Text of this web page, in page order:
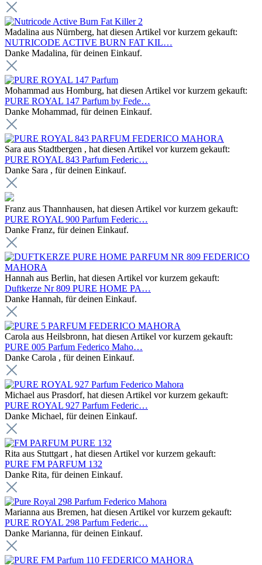
Madalina aus Nürnberg, hat diesen Artikel vor kurzem gekauft:
NUTRICODE ACTIVE BURN FAT KIL…
Danke Madalina, für deinen Einkauf.
Mohammad aus Homburg, hat diesen Artikel vor kurzem gekauft:
PURE ROYAL 147 Parfum by Fede…
Danke Mohammad, für deinen Einkauf.
Sara aus Stadtbergen , hat diesen Artikel vor kurzem gekauft:
PURE ROYAL 843 Parfum Federic…
Danke Sara , für deinen Einkauf.
Franz aus Thannhausen, hat diesen Artikel vor kurzem gekauft:
PURE ROYAL 900 Parfum Federic…
Danke Franz, für deinen Einkauf.
Hannah aus Berlin, hat diesen Artikel vor kurzem gekauft:
Duftkerze Nr 809 PURE HOME PA…
Danke Hannah, für deinen Einkauf.
Carola aus Heilsbronn, hat diesen Artikel vor kurzem gekauft:
PURE 005 Parfum Federico Maho…
Danke Carola , für deinen Einkauf.
Michael aus Prasdorf, hat diesen Artikel vor kurzem gekauft:
PURE ROYAL 927 Parfum Federic…
Danke Michael, für deinen Einkauf.
Rita aus Stuttgart , hat diesen Artikel vor kurzem gekauft:
PURE FM PARFUM 132
Danke Rita, für deinen Einkauf.
Marianna aus Bremen, hat diesen Artikel vor kurzem gekauft:
PURE ROYAL 298 Parfum Federic…
Danke Marianna, für deinen Einkauf.